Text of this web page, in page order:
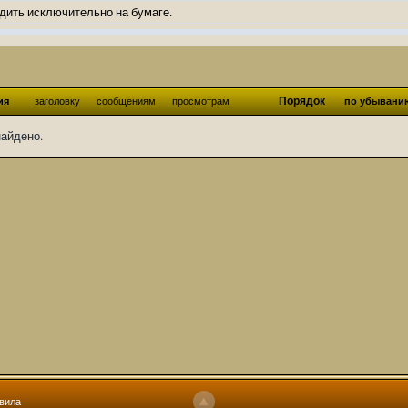
исключительно на бумаге.
и Ангелы из Ада были и будут только на бумаге.
Ангелов из Ада, а в электронном варианте нету вариантов?
какие, подскажите пожалуйста?)
аболетов на бусти:
раньше?
процесс не очень быстрый будет. Думаю в течении 1-2 месяцев
с телефона не очень удобно)
по ходу чтения правлю. Получается не совнлитературный перевод,
заголовку сообщениям просмотрам Порядок по